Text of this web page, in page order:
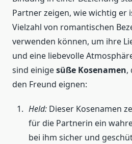
Partner zeigen, wie wichtig er
Vielzahl von romantischen
verwenden können, um ihre
und eine liebevolle
sind einigesüße Kosenamen,
den Freund eignen:
Held: Dieser Kosenamen
für die Partnerin ein
bei ihm sicher und